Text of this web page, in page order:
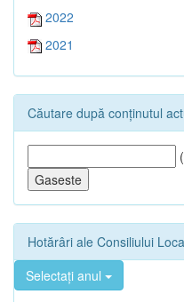
2022
2021
Căutare după conținutul
Hotărâri ale Consiliului
Selectați anul